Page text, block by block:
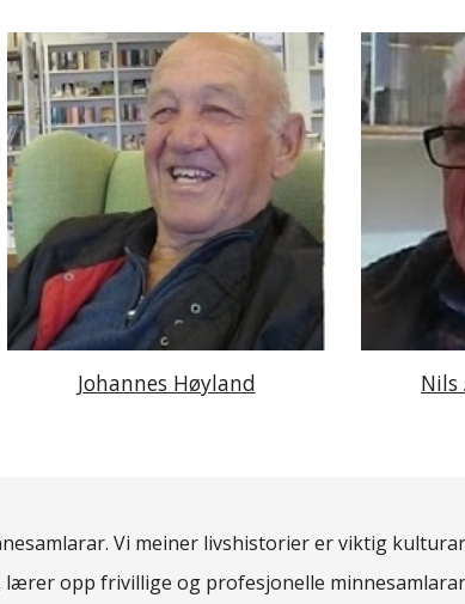
Johannes Høyland
Nils
Vi meiner livshistorier er viktig
lærer opp frivillige og profesjonelle